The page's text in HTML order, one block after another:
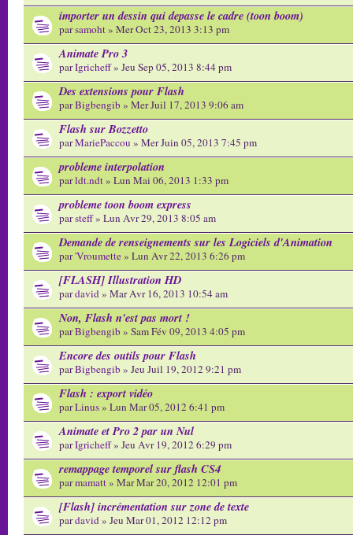
importer un dessin qui depasse le cadre (toon boom)
parsamoht» Mer Oct 23, 2013 3:13 pm
Animate Pro 3
parIgricheff» Jeu Sep 05, 2013 8:44 pm
Des extensions pour Flash
parBigbengib » Mer Juil 17, 2013 9:06 am
Flash sur Bozzetto
parMariePaccou » Mer Juin 05, 2013 7:45 pm
probleme interpolation
parldt.ndt» Lun Mai 06, 2013 1:33 pm
probleme toon boom express
parsteff» Lun Avr 29, 2013 8:05 am
Demande de renseignements sur les Logiciels d'Animation
par'Vroumette» Lun Avr 22, 2013 6:26 pm
[FLASH] Illustration HD
pardavid» Mar Avr 16, 2013 10:54 am
Non, Flash n'est pas mort !
parBigbengib » Sam Fév 09, 2013 4:05 pm
Encore des outils pour Flash
parBigbengib » Jeu Juil 19, 2012 9:21 pm
Flash : export vidéo
parLinus» Lun Mar 05, 2012 6:41 pm
Animate et Pro 2 par un Nul
parIgricheff» Jeu Avr 19, 2012 6:29 pm
remappage temporel sur flash CS4
parmamatt» Mar Mar 20, 2012 12:01 pm
[Flash] incrémentation sur zone de texte
pardavid» Jeu Mar 01, 2012 12:12 pm